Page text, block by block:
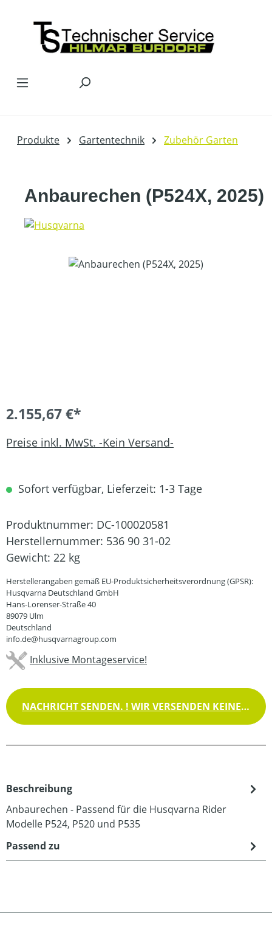
Produkte Gartentechnik Zubehör Garten
Anbaurechen (P524X, 2025)
Bildergalerie überspringen
2.155,67 €*
Preise inkl. MwSt. -Kein Versand-
Sofort verfügbar, Lieferzeit: 1-3 Tage
Produktnummer: DC-100020581
Herstellernummer: 536 90 31-02
Gewicht: 22 kg
Herstellerangaben gemäß EU-Produktsicherheitsverordnung (GPSR):
Husqvarna Deutschland GmbH
Hans-Lorenser-Straße 40
89079 Ulm
Deutschland
info.de@husqvarnagroup.com
Inklusive Montageservice!
NACHRICHT SENDEN. ! WIR VERSENDEN KEINE WAREN !
Beschreibung
Anbaurechen - Passend für die Husqvarna Rider
Modelle P524, P520 und P535
Passend zu